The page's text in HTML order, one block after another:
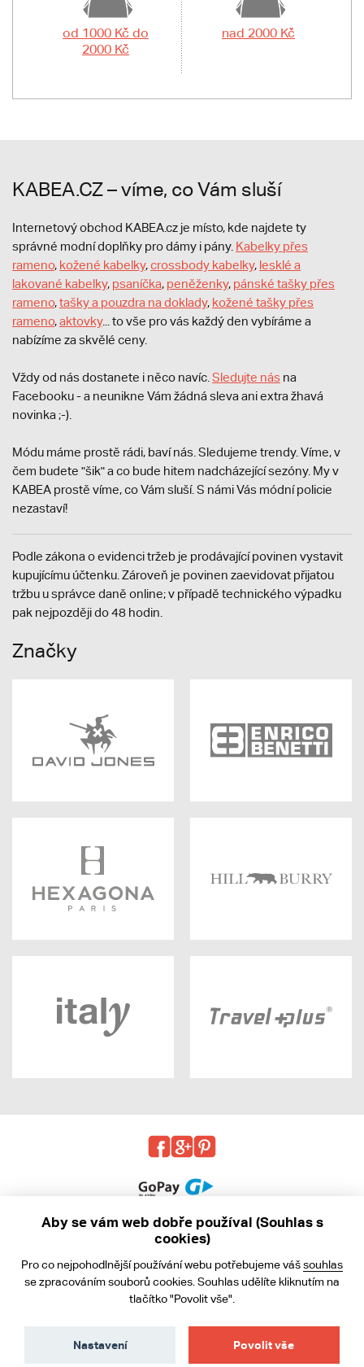
od 1000 Kč do
2000 Kč
nad 2000 Kč
KABEA.CZ – víme, co Vám sluší
Internetový obchod KABEA.cz je místo, kde najdete ty
správné modní doplňky pro dámy i pány. Kabelky přes
rameno, kožené kabelky,crossbody kabelky, lesklé a
lakované kabelky, psaníčka, peněženky, pánské tašky přes
rameno,tašky a pouzdra na doklady, kožené tašky přes
rameno,aktovky... to vše pro vás každý den vybíráme a
nabízíme za skvělé ceny.
Vždy od nás dostanete i něco navíc. Sledujte nás na
Facebooku - a neunikne Vám žádná sleva ani extra žhavá
novinka ;-).
Módu máme prostě rádi, baví nás. Sledujeme trendy. Víme, v
čem budete "šik" a co bude hitem nadcházející sezóny. My v
KABEA prostě víme, co Vám sluší. S námi Vás módní policie
nezastaví!
Podle zákona o evidenci tržeb je prodávající povinen vystavit
kupujícímu účtenku. Zároveň je povinen zaevidovat přijatou
tržbu u správce daně online; v případě technického výpadku
pak nejpozději do 48 hodin.
Značky
Obchodní podmínky
Ochrana osobních údajů
Aby se vám web dobře používal (Souhlas s
cookies)
Pro co nejpohodlnější používání webu potřebujeme vášsouhlas
se zpracováním souborů cookies. Souhlas udělíte kliknutím na
tlačítko "Povolit vše".
Povolit vše
Nastavení